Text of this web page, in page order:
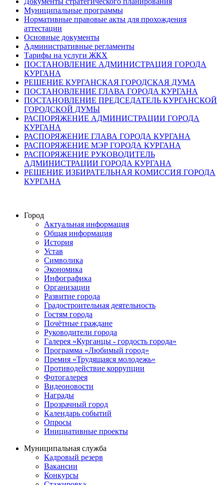
Муниципальные программы
Нормативные правовые акты для прохождения
аттестации
Основные документы
Административные регламенты
Тарифы на услуги ЖКХ
ПОСТАНОВЛЕНИЕ АДМИНИСТРАЦИЯ ГОРОДА
КУРГАНА
РЕШЕНИЕ КУРГАНСКАЯ ГОРОДСКАЯ ДУМА
ПОСТАНОВЛЕНИЕ ГЛАВА ГОРОДА КУРГАНА
ПОСТАНОВЛЕНИЕ ПРЕДСЕДАТЕЛЬ КУРГАНСКОЙ
ГОРОДСКОЙ ДУМЫ
РАСПОРЯЖЕНИЕ АДМИНИСТРАЦИИ ГОРОДА
КУРГАНА
РАСПОРЯЖЕНИЕ ГЛАВА ГОРОДА КУРГАНА
РАСПОРЯЖЕНИЕ МЭР ГОРОДА КУРГАНА
РАСПОРЯЖЕНИЕ РУКОВОДИТЕЛЬ
АДМИНИСТРАЦИИ ГОРОДА КУРГАНА
РЕШЕНИЕ ИЗБИРАТЕЛЬНАЯ КОМИССИЯ ГОРОДА
КУРГАНА
Город
Актуальная информация
Общая информация
История
Устав
Символика
Экономика
Инфографика
Организации
Развитие города
Градостроительная деятельность
Гостям города
Почётные граждане
Руководители города
Галерея «Курганцы - гордость города»
Программа «Любимый город»
Премия «Трудящаяся молодежь»
Противодействие коррупции
Фотогалерея
Видеоновости
Награды
Прозрачный город
Календарь событий
Опросы
Инициативные проекты
Муниципальная служба
Кадровый резерв
Вакансии
Конкурсы